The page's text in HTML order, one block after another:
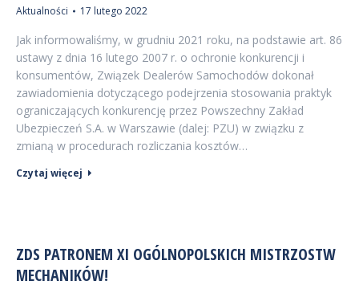
Aktualności 17 lutego 2022
Jak informowaliśmy, w grudniu 2021 roku, na podstawie art. 86
ustawy z dnia 16 lutego 2007 r. o ochronie konkurencji i
konsumentów, Związek Dealerów Samochodów dokonał
zawiadomienia dotyczącego podejrzenia stosowania praktyk
ograniczających konkurencję przez Powszechny Zakład
Ubezpieczeń S.A. w Warszawie (dalej: PZU) w związku z
zmianą w procedurach rozliczania kosztów…
Czytaj więcej
ZDS PATRONEM XI OGÓLNOPOLSKICH MISTRZOSTW
MECHANIKÓW!